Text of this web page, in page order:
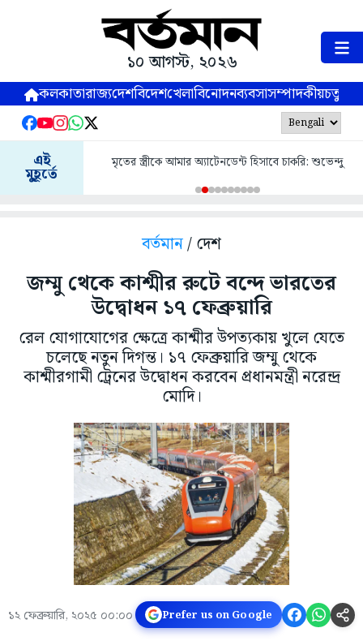
১০ আগস্ট, ২০২৬
কলকাতারাজ্যদেশবিদেশখেলাবিনোদনব্যবসাসম্পাদকীয়
এই
মুহূর্তে
মৃতের স্ত্রীকে আমার অ্যাটেনডেন্ট হিসাবে চাকরি: শুভেন্দু
বর্তমান/ দেশ
জম্মু থেকে কাশ্মীর রুটে বন্দে ভারতের
উদ্বোধন ১৭ ফেব্রুয়ারি
রেল যোগাযোগের ক্ষেত্রে কাশ্মীর উপত্যকায় খুলে যেতে
চলেছে নতুন দিগন্ত। ১৭ ফেব্রুয়ারি জম্মু থেকে
কাশ্মীরগামী ট্রেনের উদ্বোধন করবেন প্রধানমন্ত্রী নরেন্দ্র
মোদি।
১২ ফেব্রুয়ারি, ২০২৫ ০০:০০ Prefer us on Google